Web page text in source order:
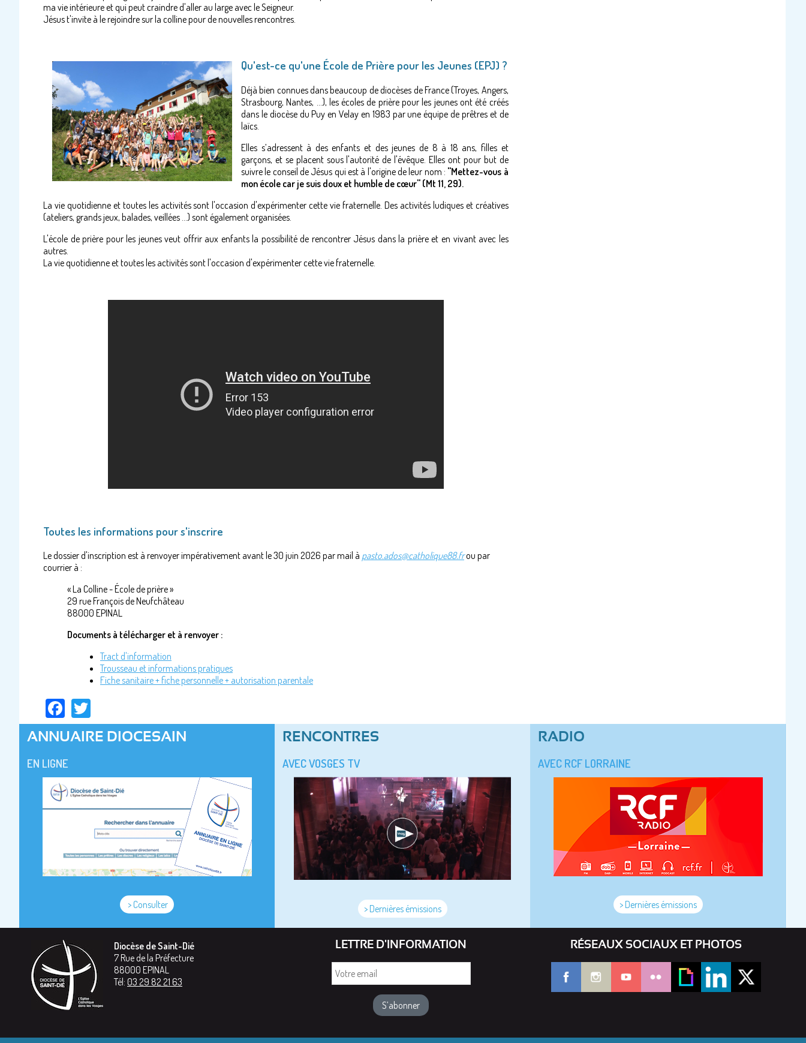
ma vie intérieure et qui peut craindre d'aller au large avec le Seigneur.
Jésus t'invite à le rejoindre sur la colline pour de nouvelles rencontres.
Qu'est-ce qu'une École de Prière pour les Jeunes (EPJ) ?
Déjà bien connues dans beaucoup de diocèses de France (Troyes, Angers,
Strasbourg, Nantes, …), les écoles de prière pour les jeunes ont été créés
dans le diocèse du Puy en Velay en 1983 par une équipe de prêtres et de
laïcs.
Elles s’adressent à des enfants et des jeunes de 8 à 18 ans, filles et
garçons, et se placent sous l'autorité de l'évêque. Elles ont pour but de
suivre le conseil de Jésus qui est à l'origine de leur nom : ''Mettez-vous à
mon école car je suis doux et humble de cœur'' (Mt 11, 29).
La vie quotidienne et toutes les activités sont l'occasion d'expérimenter cette vie fraternelle. Des activités ludiques et créatives
(ateliers, grands jeux, balades, veillées …) sont également organisées.
L'école de prière pour les jeunes veut offrir aux enfants la possibilité de rencontrer Jésus dans la prière et en vivant avec les
autres.
La vie quotidienne et toutes les activités sont l'occasion d'expérimenter cette vie fraternelle.
Toutes les informations pour s'inscrire
Le dossier d'inscription est à renvoyer impérativement avant le 30 juin 2026 par mail à pasto.ados@catholique88.frou par
courrier à :
« La Colline - École de prière »
29 rue François de Neufchâteau
88000 EPINAL
Documents à télécharger et à renvoyer :
Tract d'information
Trousseau et informations pratiques
Fiche sanitaire + fiche personnelle + autorisation parentale
Facebook
ANNUAIRE DIOCESAIN
EN LIGNE
> Consulter
RENCONTRES
AVEC VOSGES TV
> Dernières émissions
RADIO
AVEC RCF LORRAINE
> Dernières émissions
Diocèse de Saint-Dié
7 Rue de la Préfecture
88000 EPINAL
Tél: 03 29 82 21 63
LETTRE D'INFORMATION RÉSEAUX SOCIAUX ET PHOTOS